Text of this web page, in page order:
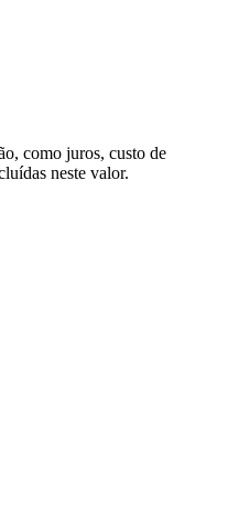
como juros, custo de
neste valor.